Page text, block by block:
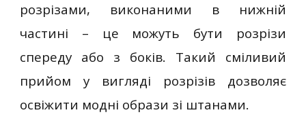
розрізами, виконаними в нижній
частині – це можуть бути розрізи
спереду або з боків. Такий сміливий
прийом у вигляді розрізів дозволяє
освіжити модні образи зі штанами.